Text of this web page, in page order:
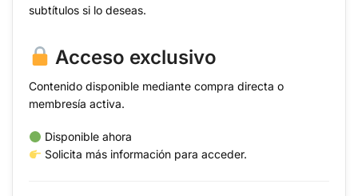
subtítulos si lo deseas.
Acceso exclusivo
Contenido disponible mediante compra directa o
membresía activa.
Disponible ahora
Solicita más información para acceder.